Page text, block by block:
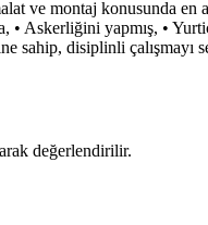
ve montaj konusunda en
Askerliğini yapmış, •
sahip, disiplinli çalışmayı
değerlendirilir.